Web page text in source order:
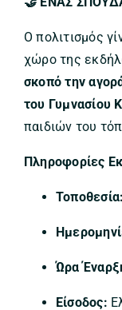
Ο πολιτισμός
χώρο της
σκοπό την
του Γυμνασίου
παιδιών του
Πληροφορίες
Τοποθεσία:
Ώρα
Είσοδος: